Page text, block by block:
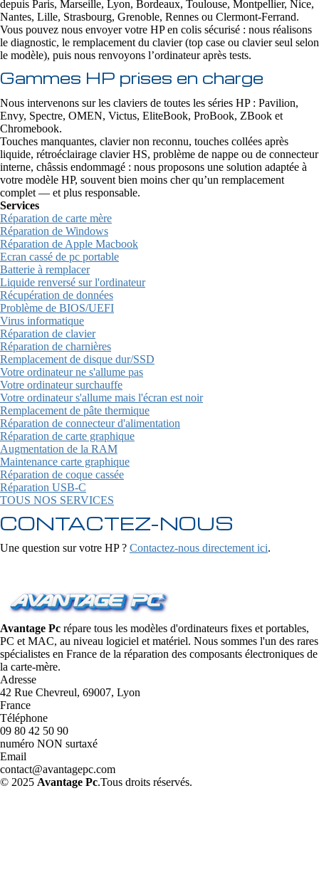
depuis Paris, Marseille, Lyon, Bordeaux, Toulouse, Montpellier, Nice,
Nantes, Lille, Strasbourg, Grenoble, Rennes ou Clermont-Ferrand.
Vous pouvez nous envoyer votre HP en colis sécurisé : nous réalisons
le diagnostic, le remplacement du clavier (top case ou clavier seul selon
le modèle), puis nous renvoyons l’ordinateur après tests.
Gammes HP prises en charge
Nous intervenons sur les claviers de toutes les séries HP : Pavilion,
Envy, Spectre, OMEN, Victus, EliteBook, ProBook, ZBook et
Chromebook.
Touches manquantes, clavier non reconnu, touches collées après
liquide, rétroéclairage clavier HS, problème de nappe ou de connecteur
interne, châssis endommagé : nous proposons une solution adaptée à
votre modèle HP, souvent bien moins cher qu’un remplacement
complet — et plus responsable.
Services
Réparation de carte mère
Réparation de Windows
Réparation de Apple Macbook
Ecran cassé de pc portable
Batterie à remplacer
Liquide renversé sur l'ordinateur
Récupération de données
Problème de BIOS/UEFI
Virus informatique
Réparation de clavier
Réparation de charnières
Remplacement de disque dur/SSD
Votre ordinateur ne s'allume pas
Votre ordinateur surchauffe
Votre ordinateur s'allume mais l'écran est noir
Remplacement de pâte thermique
Réparation de connecteur d'alimentation
Réparation de carte graphique
Augmentation de la RAM
Maintenance carte graphique
Réparation de coque cassée
Réparation USB-C
TOUS NOS SERVICES
CONTACTEZ-NOUS
Une question sur votre HP ? Contactez-nous directement ici.
Avantage Pc répare tous les modèles d'ordinateurs fixes et portables,
PC et MAC, au niveau logiciel et matériel. Nous sommes l'un des rares
spécialistes en France de la réparation des composants électroniques de
la carte-mère.
Adresse
42 Rue Chevreul, 69007, Lyon
France
Téléphone
09 80 42 50 90
numéro NON surtaxé
Email
contact@avantagepc.com
© 2025 Avantage Pc.Tous droits réservés.